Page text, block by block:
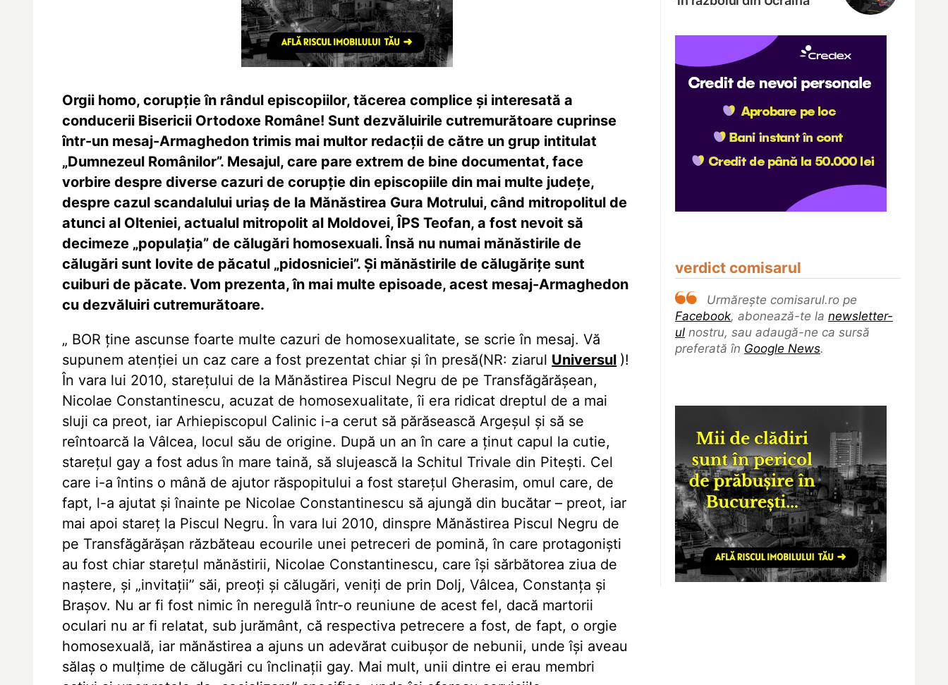
verdict comisarul
Urmărește comisarul.ro pe
Facebook, abonează-te la newsletter-
ul nostru, sau adaugă-ne ca sursă
preferată în Google News.
Orgii homo, corupție în rândul episcopiilor, tăcerea complice și interesată a
conducerii Bisericii Ortodoxe Române! Sunt dezvăluirile cutremurătoare cuprinse
într-un mesaj-Armaghedon trimis mai multor redacții de către un grup intitulat
„Dumnezeul Românilor”. Mesajul, care pare extrem de bine documentat, face
vorbire despre diverse cazuri de corupție din episcopiile din mai multe județe,
despre cazul scandalului uriaș de la Mănăstirea Gura Motrului, când mitropolitul de
atunci al Olteniei, actualul mitropolit al Moldovei, ÎPS Teofan, a fost nevoit să
decimeze „populația” de călugări homosexuali. Însă nu numai mănăstirile de
călugări sunt lovite de păcatul „pidosniciei”. Și mănăstirile de călugărițe sunt
cuiburi de păcate. Vom prezenta, în mai multe episoade, acest mesaj-Armaghedon
cu dezvăluiri cutremurătoare.
„ BOR ține ascunse foarte multe cazuri de homosexualitate, se scrie în mesaj. Vă
supunem atenției un caz care a fost prezentat chiar și în presă(NR: ziarul Universul )!
În vara lui 2010, stareţului de la Mănăstirea Piscul Negru de pe Transfăgărăşean,
Nicolae Constantinescu, acuzat de homosexualitate, îi era ridicat dreptul de a mai
sluji ca preot, iar Arhiepiscopul Calinic i-a cerut să părăsească Argeşul şi să se
reîntoarcă la Vâlcea, locul său de origine. După un an în care a ţinut capul la cutie,
stareţul gay a fost adus în mare taină, să slujească la Schitul Trivale din Piteşti. Cel
care i-a întins o mână de ajutor răspopitului a fost stareţul Gherasim, omul care, de
fapt, l-a ajutat şi înainte pe Nicolae Constantinescu să ajungă din bucătar – preot, iar
mai apoi stareţ la Piscul Negru. În vara lui 2010, dinspre Mănăstirea Piscul Negru de
pe Transfăgărăşan răzbăteau ecourile unei petreceri de pomină, în care protagonişti
au fost chiar stareţul mănăstirii, Nicolae Constantinescu, care îşi sărbătorea ziua de
naştere, şi „invitaţii” săi, preoţi şi călugări, veniţi de prin Dolj, Vâlcea, Constanţa şi
Braşov. Nu ar fi fost nimic în neregulă într-o reuniune de acest fel, dacă martorii
oculari nu ar fi relatat, sub jurământ, că respectiva petrecere a fost, de fapt, o orgie
homosexuală, iar mănăstirea a ajuns un adevărat cuibuşor de nebunii, unde îşi aveau
sălaş o mulţime de călugări cu înclinaţii gay. Mai mult, unii dintre ei erau membri